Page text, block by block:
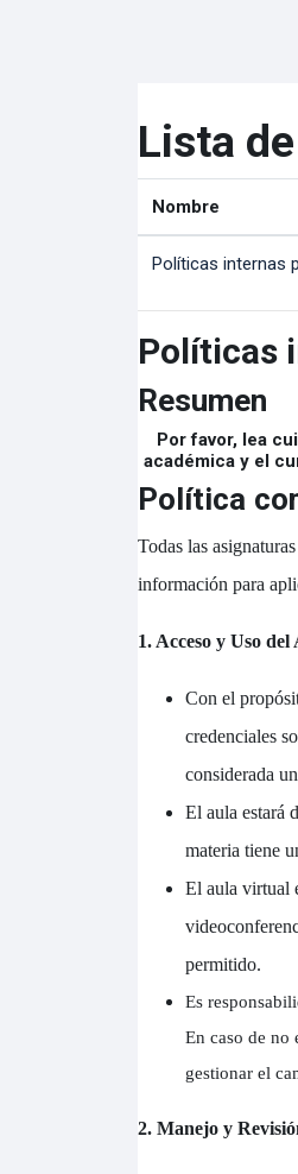
Lista
Nombre
Políticas internas
Políticas
Resumen
Por favor, lea
académica y el
Política
Todas las
información para
1. Acceso y Uso
Con el
credenciales
considerada
El aula estará
materia tiene
El aula virtual
permitido.
Es
En caso de no
gestionar el
2. Manejo y